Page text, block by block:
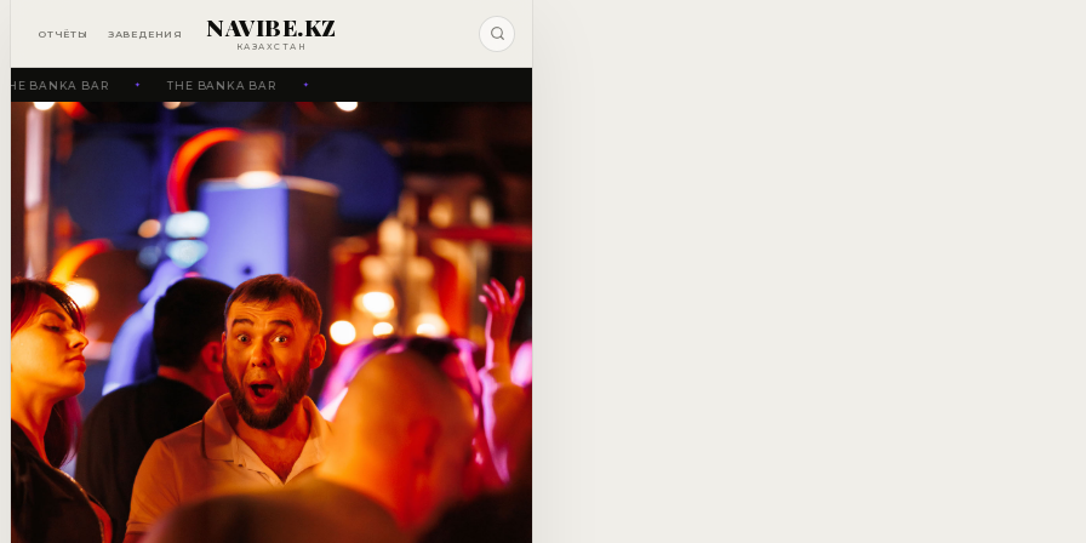
ОТЧЁТЫ ЗАВЕДЕНИЯ NAVIBE.KZ
КАЗАХСТАН
BANKA BAR THE BANKA BAR